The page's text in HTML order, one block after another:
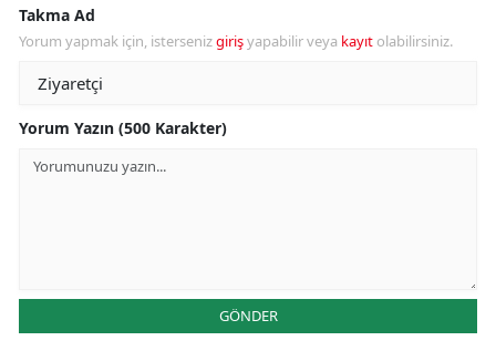
Takma Ad
Yorum yapmak için, istersenizgirişyapabilir veya kayıt olabilirsiniz.
Yorum Yazın (500 Karakter)
GÖNDER